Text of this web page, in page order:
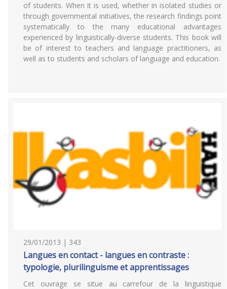
of students. When it is used, whether in isolated studies or
through governmental initiatives, the research findings point
systematically to the many educational advantages
experienced by linguistically-diverse students. This book will
be of interest to teachers and language practitioners, as
well as to students and scholars of language and education.
29/01/2013 | 343
Langues en contact - langues en contraste :
typologie, plurilinguisme et apprentissages
Cet ouvrage se situe au carrefour de la linguistique